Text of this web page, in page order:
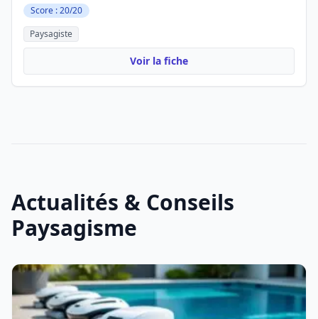
Score : 20/20
Paysagiste
Voir la fiche
Actualités & Conseils
Paysagisme